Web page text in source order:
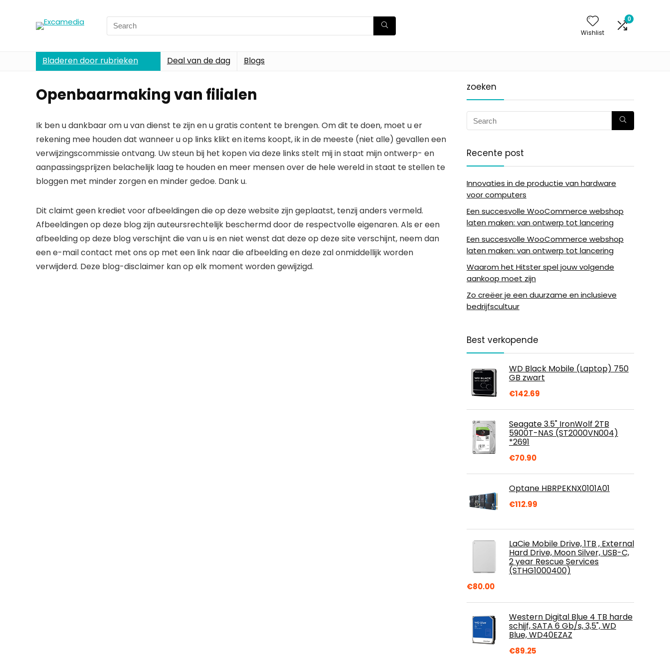
Search
for:
Wishlist
0
Bladeren door rubrieken Deal van de dag Blogs
Openbaarmaking van filialen
Ik ben u dankbaar om u van dienst te zijn en u gratis content te brengen. Om dit te doen, moet u er
rekening mee houden dat wanneer u op links klikt en items koopt, ik in de meeste (niet alle) gevallen een
verwijzingscommissie ontvang. Uw steun bij het kopen via deze links stelt mij in staat mijn ontwerp- en
aanpassingsprijzen belachelijk laag te houden en meer mensen over de hele wereld in staat te stellen te
bloggen met minder zorgen en minder gedoe. Dank u.
Dit claimt geen krediet voor afbeeldingen die op deze website zijn geplaatst, tenzij anders vermeld.
Afbeeldingen op deze blog zijn auteursrechtelijk beschermd door de respectvolle eigenaren. Als er een
afbeelding op deze blog verschijnt die van u is en niet wenst dat deze op deze site verschijnt, neem dan
een e-mail contact met ons op met een link naar die afbeelding en deze zal onmiddellijk worden
verwijderd. Deze blog-disclaimer kan op elk moment worden gewijzigd.
zoeken
Recente post
Innovaties in de productie van hardware
voor computers
Een succesvolle WooCommerce webshop
laten maken: van ontwerp tot lancering
Een succesvolle WooCommerce webshop
laten maken: van ontwerp tot lancering
Waarom het Hitster spel jouw volgende
aankoop moet zijn
Zo creëer je een duurzame en inclusieve
bedrijfscultuur
Best verkopende
WD Black Mobile (Laptop) 750
GB zwart
€142.69
Seagate 3.5" IronWolf 2TB
5900T-NAS (ST2000VN004)
*2691
€70.90
Optane HBRPEKNX0101A01
€112.99
LaCie Mobile Drive, 1TB , External
Hard Drive, Moon Silver, USB-C,
2 year Rescue Services
(STHG1000400)
€80.00
Western Digital Blue 4 TB harde
schijf, SATA 6 Gb/s, 3,5", WD
Blue, WD40EZAZ
€89.25